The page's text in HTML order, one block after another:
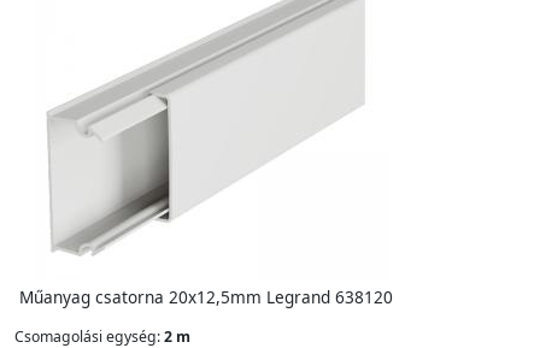
Műanyag csatorna 20x12,5mm Legrand 638120
Csomagolási egység:2 m